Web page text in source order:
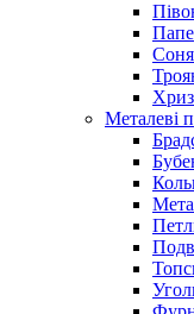
Металеві